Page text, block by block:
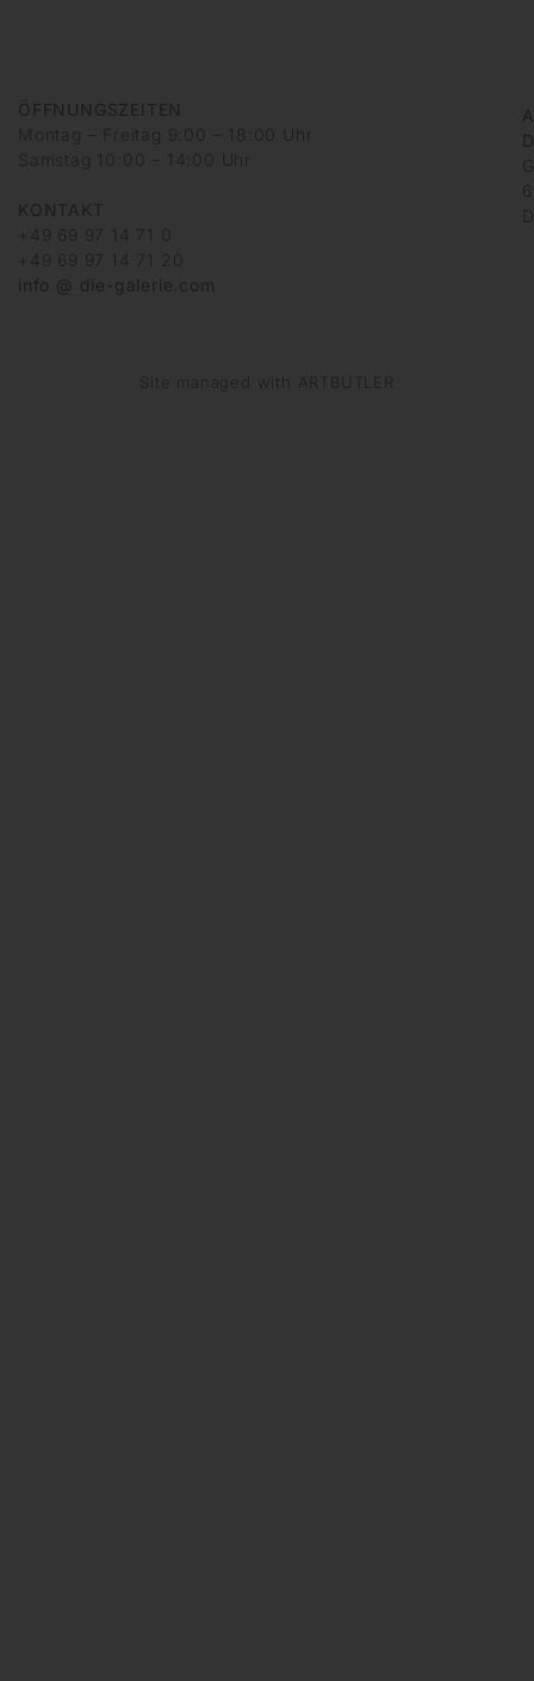
ÖFFNUNGSZEITEN
Montag – Freitag 9:00 – 18:00 Uhr
Samstag 10:00 – 14:00 Uhr
KONTAKT
+49 69 97 14 71 0
+49 69 97 14 71 20
info @ die-galerie.com
Site managed with ARTBUTLER